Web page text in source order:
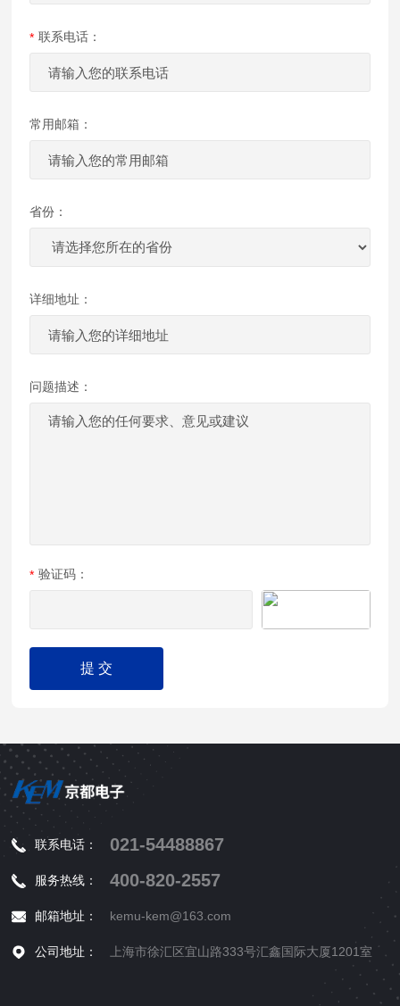
联系电话：
常用邮箱：
省份：
详细地址：
问题描述：
验证码：
联系电话： 021-54488867
服务热线： 400-820-2557
邮箱地址： kemu-kem@163.com
公司地址： 上海市徐汇区宜山路333号汇鑫国际大厦1201室